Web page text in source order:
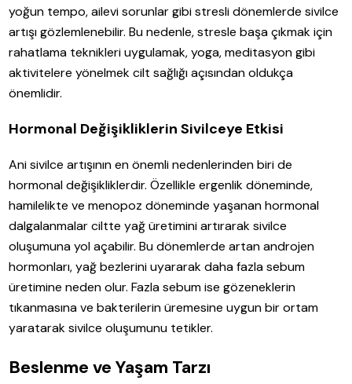
yoğun tempo, ailevi sorunlar gibi stresli dönemlerde sivilce
artışı gözlemlenebilir. Bu nedenle, stresle başa çıkmak için
rahatlama teknikleri uygulamak, yoga, meditasyon gibi
aktivitelere yönelmek cilt sağlığı açısından oldukça
önemlidir.
Hormonal Değişikliklerin Sivilceye Etkisi
Ani sivilce artışının en önemli nedenlerinden biri de
hormonal değişikliklerdir. Özellikle ergenlik döneminde,
hamilelikte ve menopoz döneminde yaşanan hormonal
dalgalanmalar ciltte yağ üretimini artırarak sivilce
oluşumuna yol açabilir. Bu dönemlerde artan androjen
hormonları, yağ bezlerini uyararak daha fazla sebum
üretimine neden olur. Fazla sebum ise gözeneklerin
tıkanmasına ve bakterilerin üremesine uygun bir ortam
yaratarak sivilce oluşumunu tetikler.
Beslenme ve Yaşam Tarzı